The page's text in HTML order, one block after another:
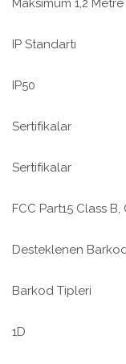
IP Standartı
IP50
Sertifikalar
Sertifikalar
FCC Part15 Class
Desteklenen
Barkod Tipleri
1D